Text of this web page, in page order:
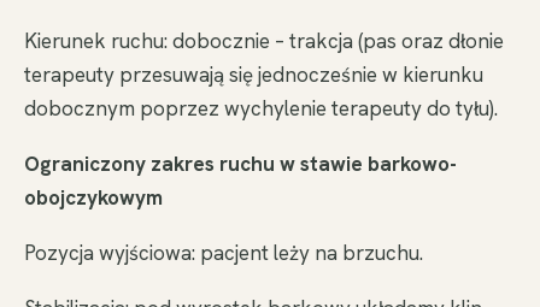
Kierunek ruchu: dobocznie – trakcja (pas oraz dłonie
terapeuty przesuwają się jednocześnie w kierunku
dobocznym poprzez wychylenie terapeuty do tyłu).
Ograniczony zakres ruchu w stawie barkowo-
obojczykowym
Pozycja wyjściowa: pacjent leży na brzuchu.